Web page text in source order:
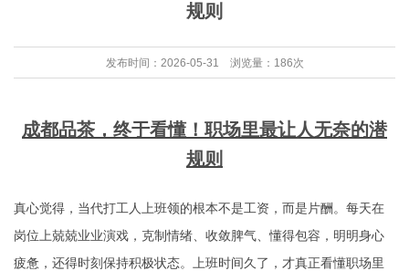
规则
发布时间：2026-05-31 浏览量：186次
成都品茶，终于看懂！职场里最让人无奈的潜
规则
真心觉得，当代打工人上班领的根本不是工资，而是片酬。每天在
岗位上兢兢业业演戏，克制情绪、收敛脾气、懂得包容，明明身心
疲惫，还得时刻保持积极状态。上班时间久了，才真正看懂职场里